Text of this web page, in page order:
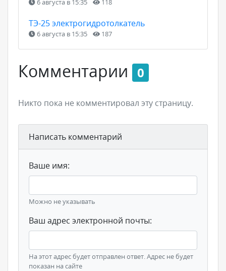
6 августа в 15:35 118
ТЭ-25 электрогидротолкатель
6 августа в 15:35 187
Комментарии 0
Никто пока не комментировал эту страницу.
Написать комментарий
Ваше имя:
Можно не указывать
Ваш адрес электронной почты:
На этот адрес будет отправлен ответ. Адрес не будет
показан на сайте